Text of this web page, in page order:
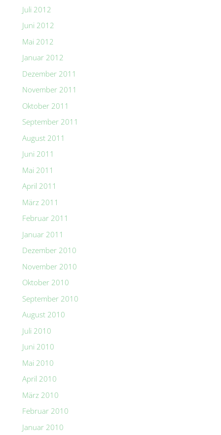
Juli 2012
Juni 2012
Mai 2012
Januar 2012
Dezember 2011
November 2011
Oktober 2011
September 2011
August 2011
Juni 2011
Mai 2011
April 2011
März 2011
Februar 2011
Januar 2011
Dezember 2010
November 2010
Oktober 2010
September 2010
August 2010
Juli 2010
Juni 2010
Mai 2010
April 2010
März 2010
Februar 2010
Januar 2010